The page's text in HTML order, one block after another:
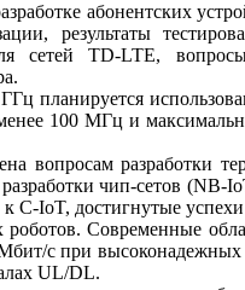
абонентских
результаты
сетейTD-LTE,
планируется
100 МГц и
вопросам разработки
чип-сетов (NB-
С-IoT, достигнутые успехи
роботов. Современные
с при высоконадежных
UL/DL.